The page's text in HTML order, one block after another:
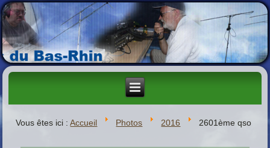
Vous êtes ici :Accueil Photos 2016 2601ème qso